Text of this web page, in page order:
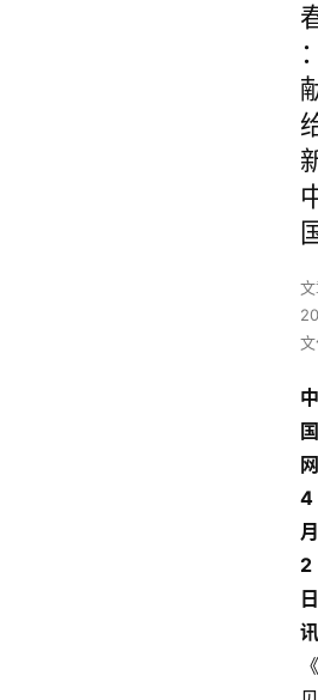
中
国
网
4
月
2
日
讯
《